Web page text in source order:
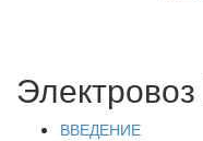
ВВЕДЕНИЕ